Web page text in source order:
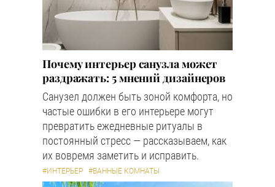
Почему интерьер санузла может
раздражать: 5 мнений дизайнеров
Санузел должен быть зоной комфорта, но
частые ошибки в его интерьере могут
превратить ежедневные ритуалы в
постоянный стресс — рассказываем, как
их вовремя заметить и исправить.
#ИНТЕРЬЕР #ВАННЫЕ КОМНАТЫ